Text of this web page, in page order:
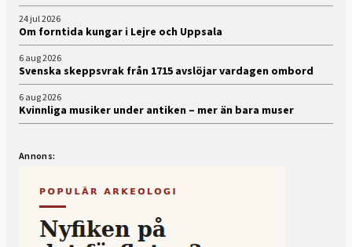
24 jul 2026
Om forntida kungar i Lejre och Uppsala
6 aug 2026
Svenska skeppsvrak från 1715 avslöjar vardagen ombord
6 aug 2026
Kvinnliga musiker under antiken – mer än bara muser
Annons: